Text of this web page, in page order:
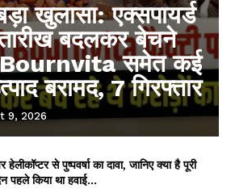
खुलासा: एक्सपायर्ड
बदलकर बेचने
Bournvita समेत कई
बरामद, 7 गिरफ्तार
9, 2026
हेलीकॉप्टर से पुष्पवर्षा का दावा, जानिए क्या है पूरी
पहले किया था हवाई...